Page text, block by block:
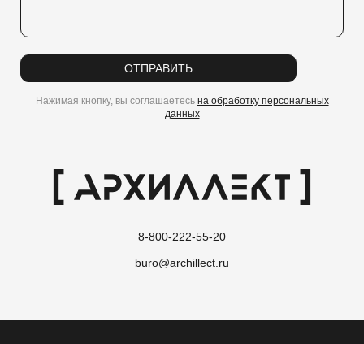
8-800-222-55-20
buro@archillect.ru
ОТПРАВИТЬ
Нажимая кнопку, вы соглашаетесь на обработку персональных
данных